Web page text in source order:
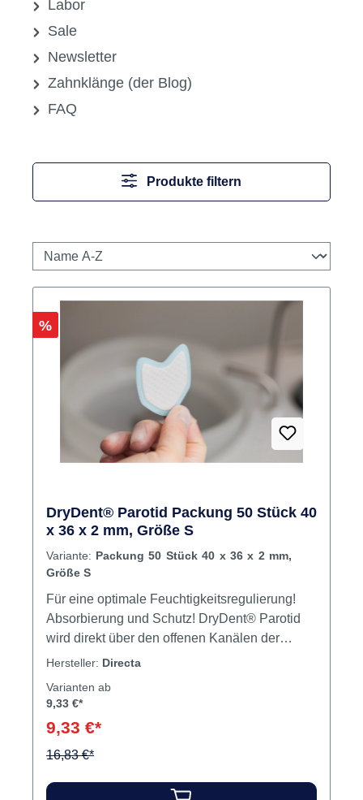
Labor
Sale
Newsletter
Zahnklänge (der Blog)
FAQ
Produkte filtern
Rabatt
%
DryDent® Parotid Packung 50 Stück 40
x 36 x 2 mm, Größe S
Variante: Packung 50 Stück 40 x 36 x 2 mm,
Größe S
Für eine optimale Feuchtigkeitsregulierung!
Absorbierung und Schutz! DryDent® Parotid
wird direkt über den offenen Kanälen der
Parotis platziert, wo Speichel für einen
wird. Die superabsorbierenden
Feuchtigkeit, erleichtern das Trocknen für
Abdrücke, Zementierung und Füllvorgänge.
hält Feuchtigkeit unter Kontrolle, selbst wenn
Hersteller: Directa
Varianten ab
9,33 €*
9,33 €*
16,83 €*